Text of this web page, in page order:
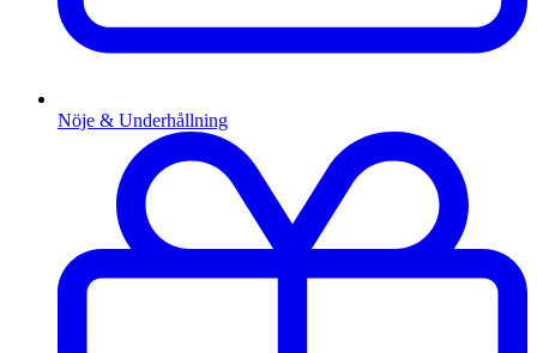
Nöje & Underhållning